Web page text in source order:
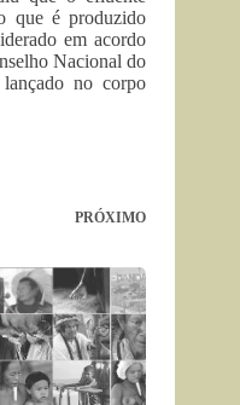
que é produzido
em acordo
Nacional do
no corpo
PRÓXIMO